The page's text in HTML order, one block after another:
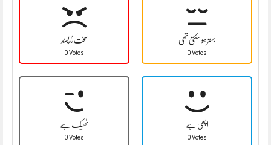
سخت نا پسند
0 Votes
بہتر ہو سکتی تھی
0 Votes
ٹھیک ہے
0 Votes
اچھی ہے
0 Votes